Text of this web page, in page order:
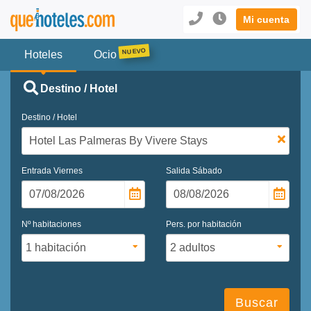
Mi cuenta
Hoteles Ocio
Destino / Hotel
Destino / Hotel
Entrada Viernes Salida Sábado
Nº habitaciones Pers. por habitación
Buscar